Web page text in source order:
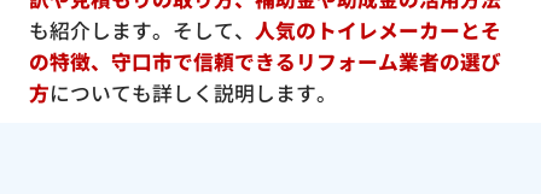
も紹介します。そして、 人気のトイレメーカーとそ
の特徴、守口市で信頼できるリフォーム業者の選び
方についても詳しく説明します。